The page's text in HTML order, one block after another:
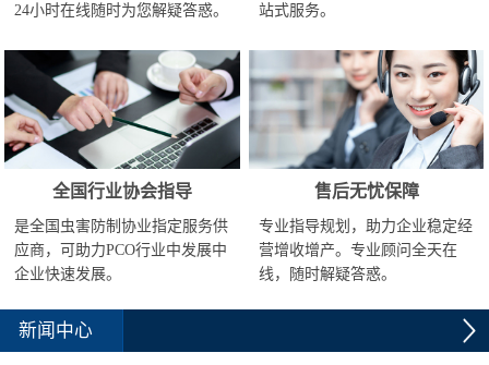
24小时在线随时为您解疑答惑。
站式服务。
全国行业协会指导
是全国虫害防制协业指定服务供
应商，可助力PCO行业中发展中
企业快速发展。
售后无忧保障
专业指导规划，助力企业稳定经
营增收增产。专业顾问全天在
线，随时解疑答惑。
新闻中心